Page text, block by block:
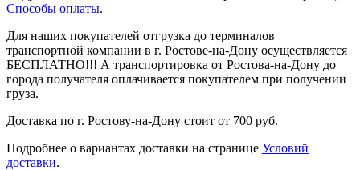
Способы оплаты.
Для наших покупателей отгрузка до терминалов
транспортной компании в г. Ростове-на-Дону осуществляется
БЕСПЛАТНО!!! А транспортировка от Ростова-на-Дону до
города получателя оплачивается покупателем при получении
груза.
Доставка по г. Ростову-на-Дону стоит от 700 руб.
Подробнее о вариантах доставки на странице Условий
доставки.